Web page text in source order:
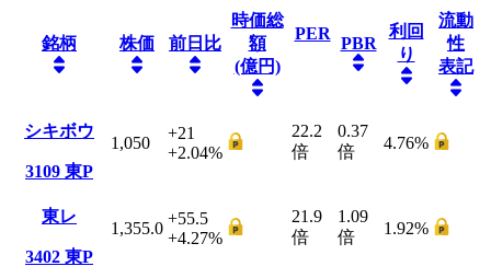
銘柄 株価 前日比
時価総
額
(億円)
PER
PBR
利回
り
流動
性
表記
シキボウ
3109 東P
1,050
+21
+2.04%
22.2
倍
0.37
倍
4.76%
東レ
3402 東P
1,355.0
+55.5
+4.27%
21.9
倍
1.09
倍
1.92%